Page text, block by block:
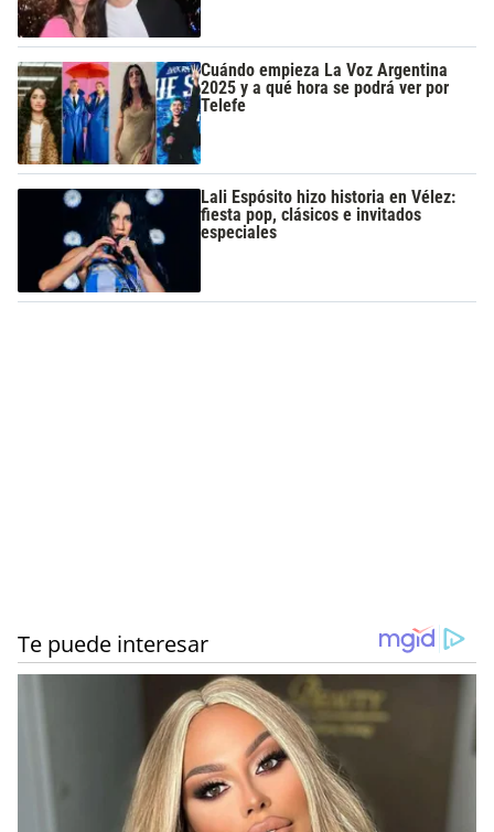
Cuándo empieza La Voz Argentina
2025 y a qué hora se podrá ver por
Telefe
Lali Espósito hizo historia en Vélez:
fiesta pop, clásicos e invitados
especiales